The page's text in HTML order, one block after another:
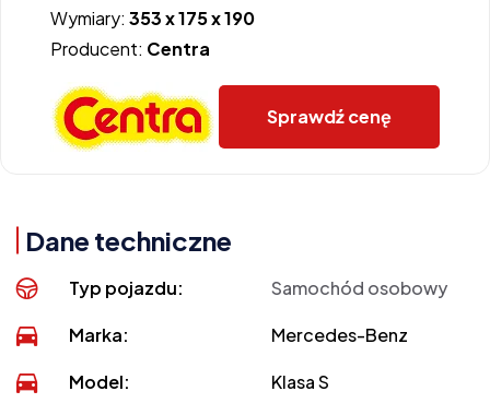
Wymiary: 353 x 175 x 190
Producent: Centra
Sprawdź cenę
Dane techniczne
Typ pojazdu: Samochód osobowy
Marka: Mercedes-Benz
Model: Klasa S